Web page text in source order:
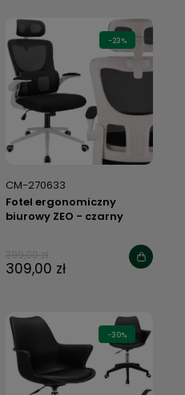
CM-270633
Fotel ergonomiczny
biurowy ZEO - czarny
309,00 zł
-23%
-30%